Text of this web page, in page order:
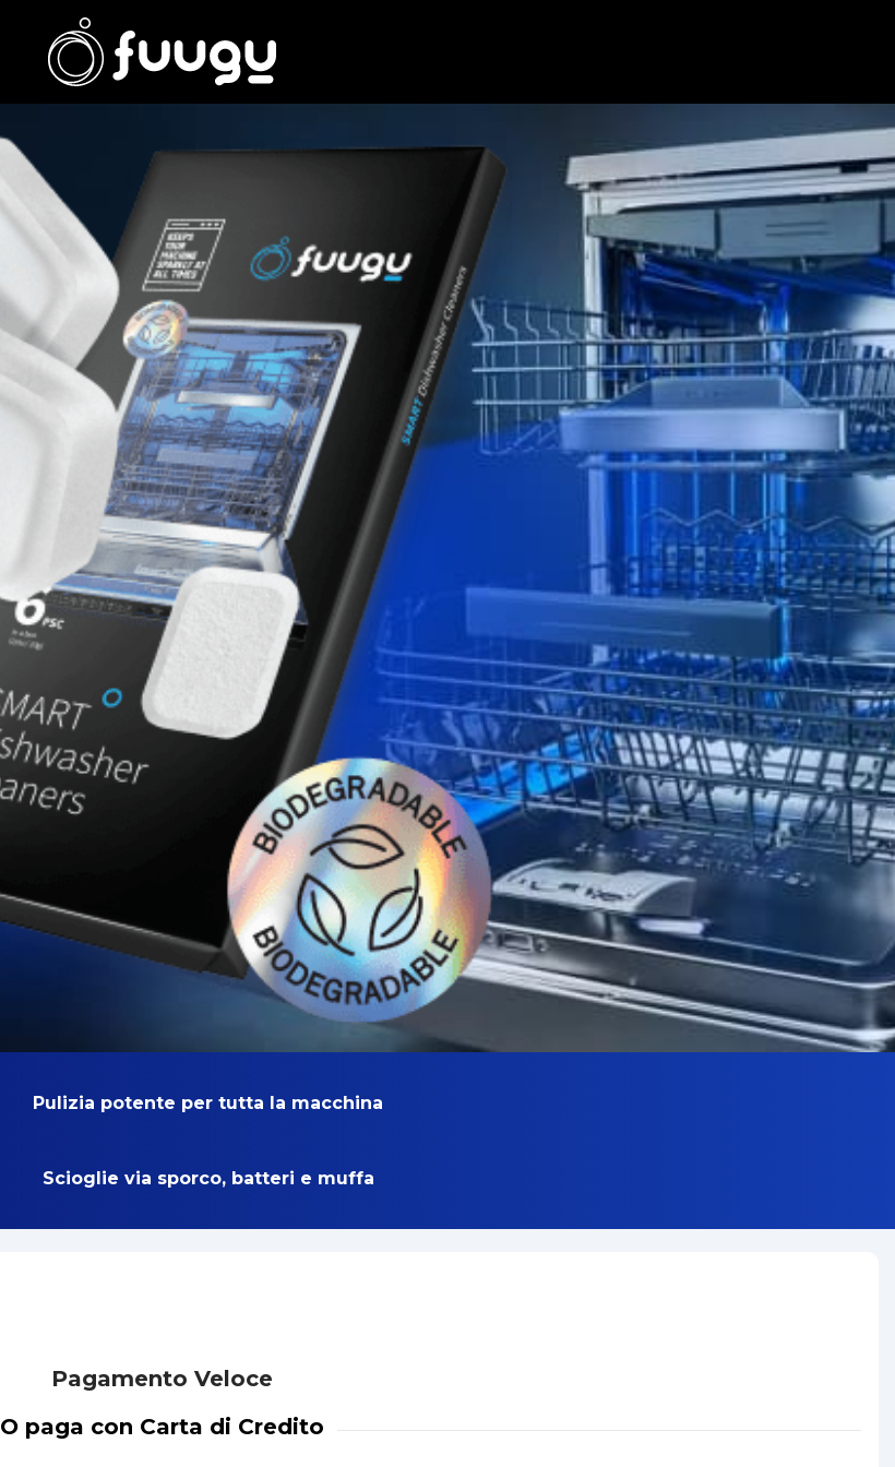
Pulizia potente per tutta la macchina
Scioglie via sporco, batteri e muffa
Pagamento Veloce
O paga con Carta di Credito